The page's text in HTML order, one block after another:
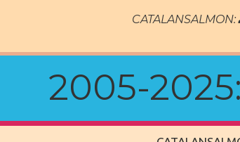
CATALANSALMON:
2005-